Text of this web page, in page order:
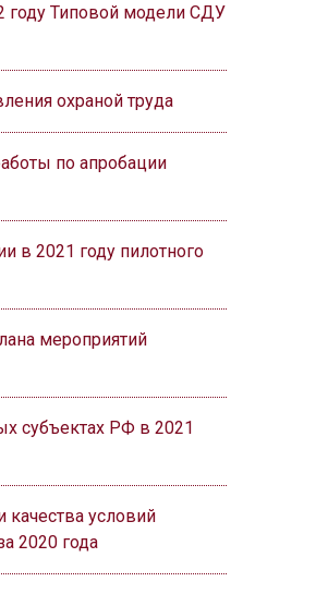
году Типовой модели СДУ
охраной труда
по апробации
в 2021 году пилотного
мероприятий
субъектах РФ в 2021
условий
2020 года